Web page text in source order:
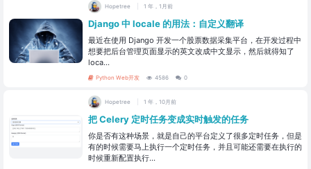
Hopetree 1 年，1月前
Django 中 locale 的用法：自定义翻译
最近在使用 Django 开发一个股票数据采集平台，在开发过程中
想要把后台管理页面显示的英文改成中文显示，然后就得知了
loca...
Python Web开发 4586 0
Hopetree 1 年，10月前
把 Celery 定时任务变成实时触发的任务
你是否有这种场景，就是自己的平台定义了很多定时任务，但是
有的时候需要马上执行一个定时任务，并且可能还需要在执行的
时候重新配置执行...